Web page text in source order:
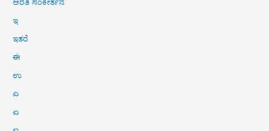
ಇ
ಇತರೆ
ಈ
ಉ
ಎ
ಏ